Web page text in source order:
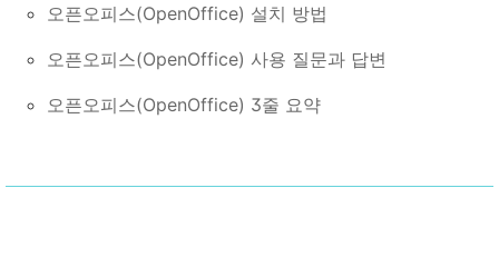
오픈오피스(OpenOffice) 설치 방법
오픈오피스(OpenOffice) 사용 질문과 답변
오픈오피스(OpenOffice) 3줄 요약